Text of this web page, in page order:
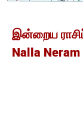
இன்றைய
Nalla